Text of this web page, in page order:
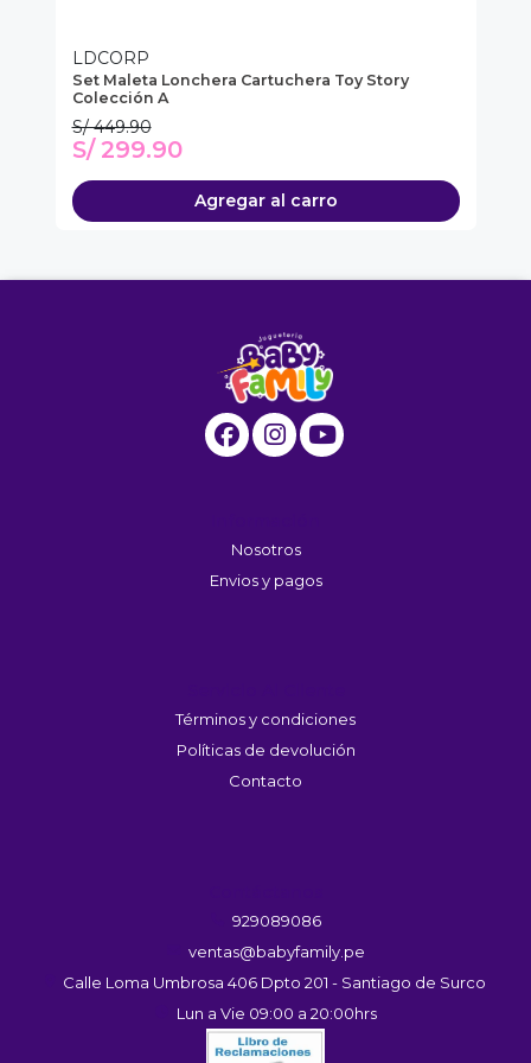
LDCORP
Set Maleta Lonchera Cartuchera Toy Story
Colección A
S/ 449.90
S/ 299.90
Agregar al carro
Nosotros
Envios y pagos
Términos y condiciones
Políticas de devolución
Contacto
929089086
ventas@babyfamily.pe
Calle Loma Umbrosa 406 Dpto 201 - Santiago de Surco
Lun a Vie 09:00 a 20:00hrs